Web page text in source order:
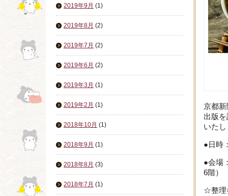
2019年9月 (1)
2019年8月 (2)
2019年7月 (2)
2019年6月 (2)
2019年3月 (1)
2019年2月 (1)
2018年10月 (1)
2018年9月 (1)
2018年8月 (3)
2018年7月 (1)
京都
出版
いた
●日時
●会場
6階）
☆整理